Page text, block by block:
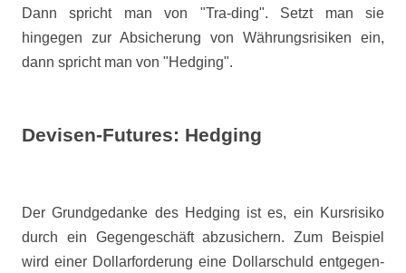
Dann spricht man von "Tra-ding". Setzt man sie
hingegen zur Absicherung von Währungsrisiken ein,
dann spricht man von "Hedging".
Devisen-Futures: Hedging
Der Grundgedanke des Hedging ist es, ein Kursrisiko
durch ein Gegengeschäft abzusichern. Zum Beispiel
wird einer Dollarforderung eine Dollarschuld entgegen-